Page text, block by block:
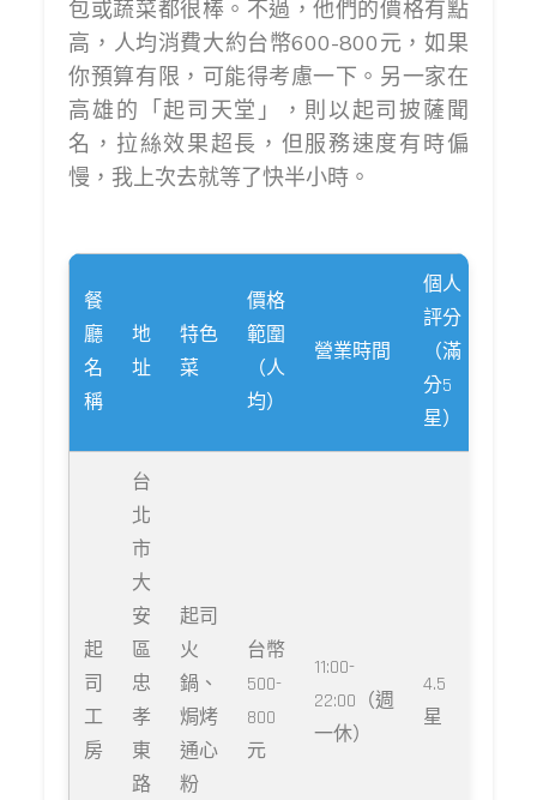
包或蔬菜都很棒。不過，他們的價格有點
高，人均消費大約台幣600-800元，如果
你預算有限，可能得考慮一下。另一家在
高雄的「起司天堂」，則以起司披薩聞
名，拉絲效果超長，但服務速度有時偏
慢，我上次去就等了快半小時。
餐
廳
名
稱
地
址
特色
菜
價格
範圍
（人
均）
營業時間
個人
評分
（滿
分5
星）
起
司
工
房
台
北
市
大
安
區
忠
孝
東
路
起司
火
鍋、
焗烤
通心
粉
台幣
500-
800
元
11:00-
22:00（週
一休）
4.5
星